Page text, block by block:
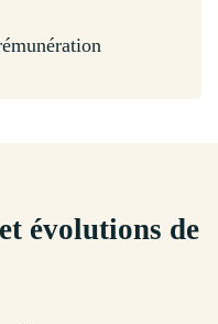
évolutions de